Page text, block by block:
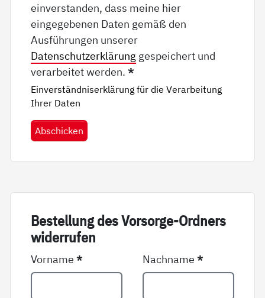
einverstanden, dass meine hier
eingegebenen Daten gemäß den
Ausführungen unserer
Datenschutzerklärung gespeichert und
verarbeitet werden.*
Einverständniserklärung für die Verarbeitung
Ihrer Daten
Abschicken
Be­stel­lung des Vor­sor­ge-Ord­ners
wi­der­ru­fen
Vorname* Nachname*